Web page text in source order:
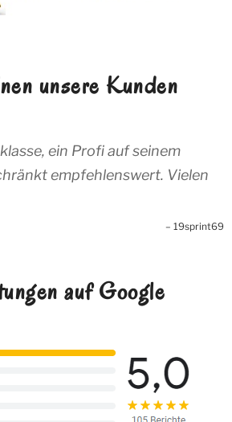
unsere Kunden
ein Profi auf seinem
empfehlenswert. Vielen
19sprint69
auf Google